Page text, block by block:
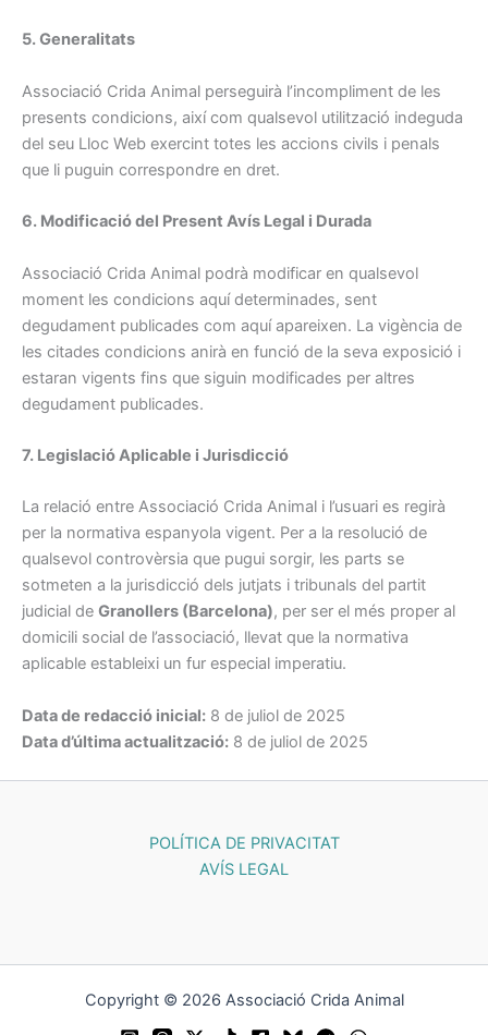
5. Generalitats
Associació Crida Animal perseguirà l’incompliment de les
presents condicions, així com qualsevol utilització indeguda
del seu Lloc Web exercint totes les accions civils i penals
que li puguin correspondre en dret.
6. Modificació del Present Avís Legal i Durada
Associació Crida Animal podrà modificar en qualsevol
moment les condicions aquí determinades, sent
degudament publicades com aquí apareixen. La vigència de
les citades condicions anirà en funció de la seva exposició i
estaran vigents fins que siguin modificades per altres
degudament publicades.
7. Legislació Aplicable i Jurisdicció
La relació entre Associació Crida Animal i l’usuari es regirà
per la normativa espanyola vigent. Per a la resolució de
qualsevol controvèrsia que pugui sorgir, les parts se
sotmeten a la jurisdicció dels jutjats i tribunals del partit
judicial de Granollers (Barcelona), per ser el més proper al
domicili social de l’associació, llevat que la normativa
aplicable estableixi un fur especial imperatiu.
Data de redacció inicial: 8 de juliol de 2025
Data d’última actualització: 8 de juliol de 2025
POLÍTICA DE PRIVACITAT
AVÍS LEGAL
Copyright © 2026 Associació Crida Animal